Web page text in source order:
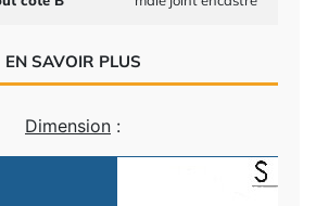
EN SAVOIR PLUS
Dimension :